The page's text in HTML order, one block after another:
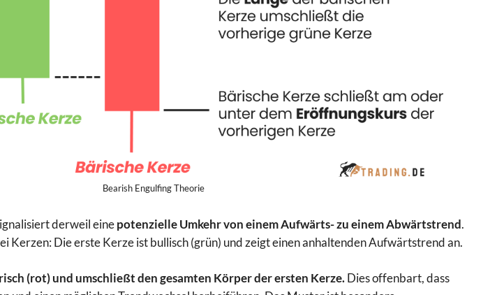
Bearish Engulfing Theorie
derweil einepotenzielle Umkehr von einem Aufwärts- zu einem Abwärtstrend.
Kerzen: Die erste Kerze ist bullisch (grün) und zeigt einen anhaltenden Aufwärtstrend an.
(rot) und umschließt den gesamten Körper der ersten Kerze.Dies offenbart, dass